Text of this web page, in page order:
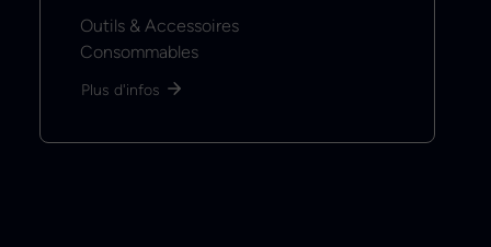
Outils & Accessoires
Consommables
Plus d'infos